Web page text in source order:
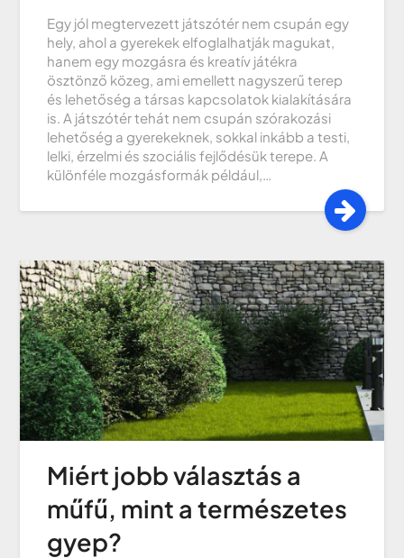
Egy jól megtervezett játszótér nem csupán egy
hely, ahol a gyerekek elfoglalhatják magukat,
hanem egy mozgásra és kreatív játékra
ösztönző közeg, ami emellett nagyszerű terep
és lehetőség a társas kapcsolatok kialakítására
is. A játszótér tehát nem csupán szórakozási
lehetőség a gyerekeknek, sokkal inkább a testi,
lelki, érzelmi és szociális fejlődésük terepe. A
különféle mozgásformák például,…
Miért jobb választás a
műfű, mint a természetes
gyep?